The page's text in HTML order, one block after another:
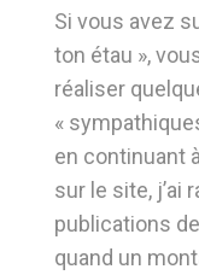
Si vous avez
ton étau »,
réaliser
«
en continuant
sur le site, j’ai
publications
quand un